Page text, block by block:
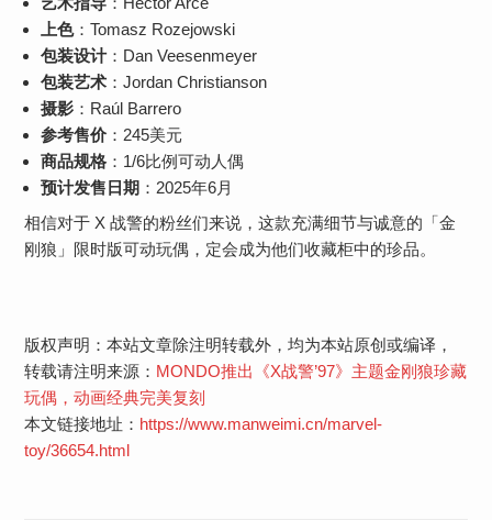
上色：Tomasz Rozejowski
包装设计：Dan Veesenmeyer
包装艺术：Jordan Christianson
摄影：Raúl Barrero
参考售价：245美元
商品规格：1/6比例可动人偶
预计发售日期 ：2025年6月
相信对于 X 战警的粉丝们来说，这款充满细节与诚意的「金
刚狼」限时版可动玩偶，定会成为他们收藏柜中的珍品。
版权声明：本站文章除注明转载外，均为本站原创或编译，
转载请注明来源： MONDO推出《X战警’97》主题金刚狼珍藏
玩偶，动画经典完美复刻
本文链接地址： https://www.manweimi.cn/marvel-
toy/36654.html